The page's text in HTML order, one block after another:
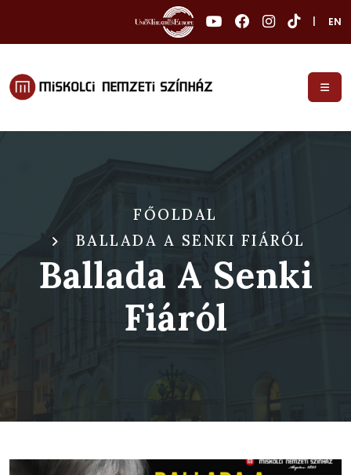
EN
FŐOLDAL
BALLADA A SENKI FIÁRÓL
Ballada A Senki
Fiáról